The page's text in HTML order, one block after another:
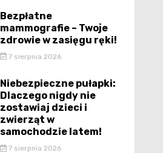
Bezpłatne
mammografie – Twoje
zdrowie w zasięgu ręki!
7 sierpnia 2026
Niebezpieczne pułapki:
Dlaczego nigdy nie
zostawiaj dzieci i
zwierząt w
samochodzie latem!
7 sierpnia 2026